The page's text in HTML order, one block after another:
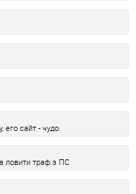
сайт - чудо.
ловити траф з ПС